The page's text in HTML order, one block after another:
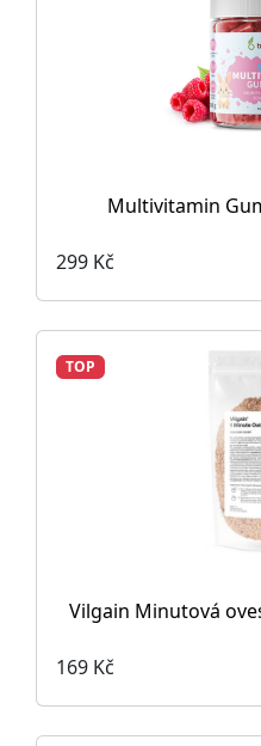
Multivitamin
299 Kč
TOP
Vilgain Minutová
169 Kč